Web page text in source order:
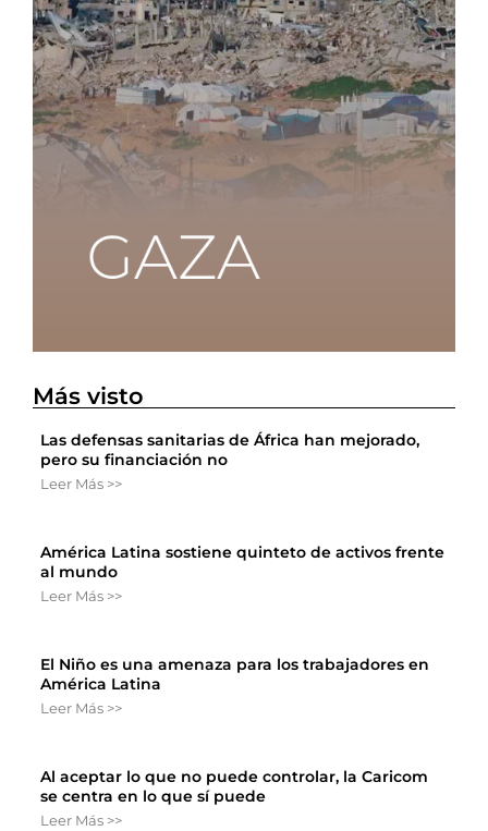
Más visto
Las defensas sanitarias de África han mejorado,
pero su financiación no
Leer Más >>
América Latina sostiene quinteto de activos frente
al mundo
Leer Más >>
El Niño es una amenaza para los trabajadores en
América Latina
Leer Más >>
Al aceptar lo que no puede controlar, la Caricom
se centra en lo que sí puede
Leer Más >>